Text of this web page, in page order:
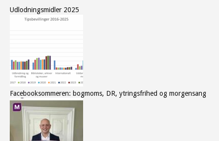
Udlodningsmidler 2025
Facebooksommeren: bogmoms, DR, ytringsfrihed og morgensang